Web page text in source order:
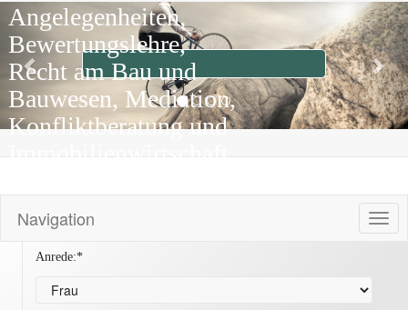
Angelegenheiten,
Bewertungslehre,
Recht am Bau und
Bauwesen, Mediation,
Konfliktberatung und
Immobilienwirtschaft
Navigation
Previous
Anrede:*